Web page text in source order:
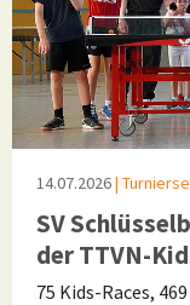
14.07.2026|
SV
der TTVN-
75 Kids-Races,